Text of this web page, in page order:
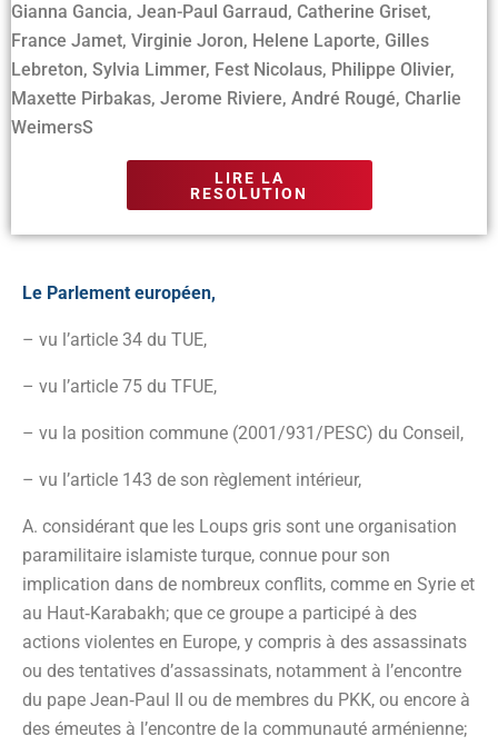
Gianna Gancia, Jean-Paul Garraud, Catherine Griset,
France Jamet, Virginie Joron, Helene Laporte, Gilles
Lebreton, Sylvia Limmer, Fest Nicolaus, Philippe Olivier,
Maxette Pirbakas, Jerome Riviere, André Rougé, Charlie
WeimersS
LIRE LA
RESOLUTION
Le Parlement européen,
– vu l’article 34 du TUE,
– vu l’article 75 du TFUE,
– vu la position commune (2001/931/PESC) du Conseil,
– vu l’article 143 de son règlement intérieur,
A. considérant que les Loups gris sont une organisation
paramilitaire islamiste turque, connue pour son
implication dans de nombreux conflits, comme en Syrie et
au Haut‑Karabakh; que ce groupe a participé à des
actions violentes en Europe, y compris à des assassinats
ou des tentatives d’assassinats, notamment à l’encontre
du pape Jean‑Paul II ou de membres du PKK, ou encore à
des émeutes à l’encontre de la communauté arménienne;